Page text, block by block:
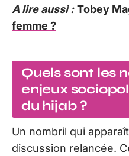
A lire aussi : Tobey
femme ?
Quels sont les
enjeux
du hijab ?
Un nombril qui
discussion relancée.